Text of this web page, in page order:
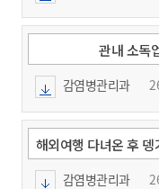
관내 소독
감염병관리과
해외여행 다녀온 후
에서
감염병관리과